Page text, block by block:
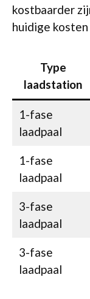
kostbaarder
huidige kosten
Type
laadstation
1-fase
laadpaal
1-fase
laadpaal
3-fase
laadpaal
3-fase
laadpaal